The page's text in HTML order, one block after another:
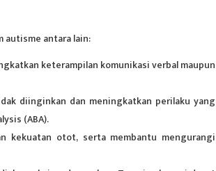
autisme antara lain:
keterampilan komunikasi verbal maupun
diinginkan dan meningkatkan perilaku yang
(ABA).
kekuatan otot, serta membantu mengurangi